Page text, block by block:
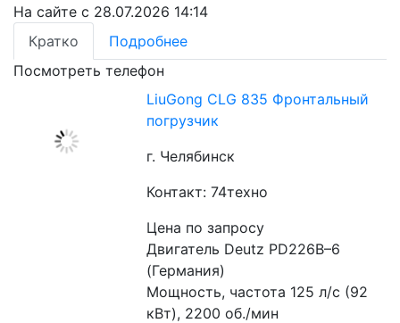
На сайте с 28.07.2026 14:14
Кратко
Подробнее
Посмотреть телефон
LiuGong CLG 835 Фронтальный
погрузчик
г. Челябинск
Контакт: 74техно
Цена по запросу
Двигатель Deutz PD226B–6
(Германия)
Мощность, частота 125 л/с (92
кВт), 2200 об./мин